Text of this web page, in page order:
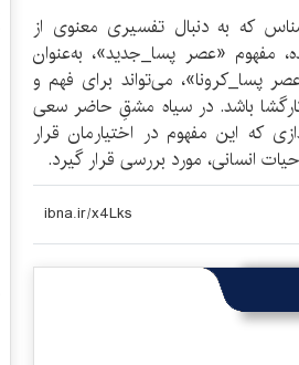
که به دنبال تفسیری معنوی از
مفهوم «عصر ‌پسا_جدید»، به‌عنوان
پسا_کرونا»، می‌تواند برای فهم و
باشد. در سیاه مشقِ حاضر سعی
که این مفهوم در اختیارمان قرار
انسانی، مورد بررسی قرار گیرد.